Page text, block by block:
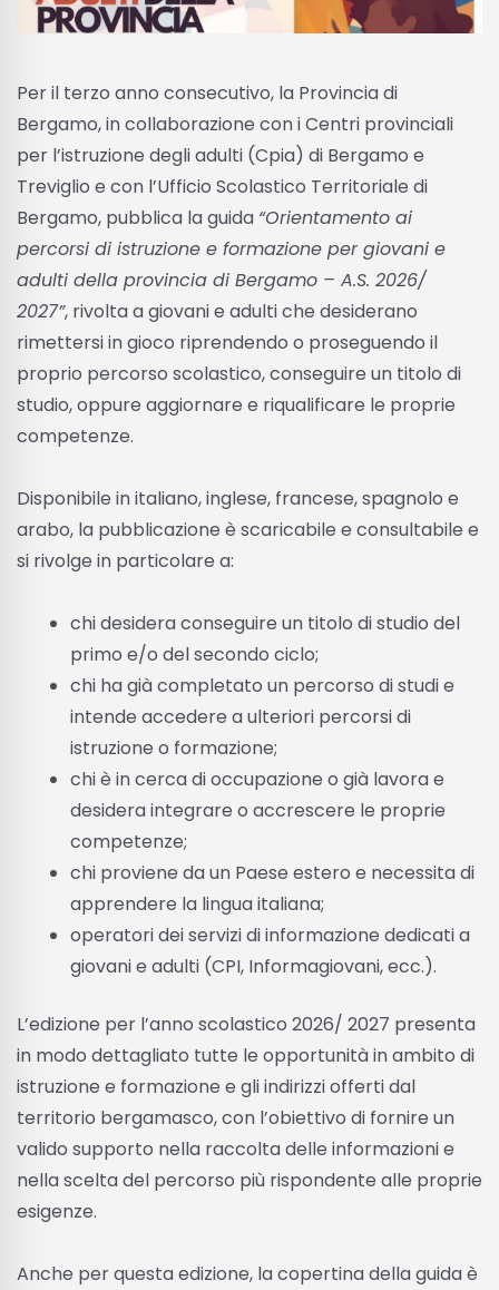
Per il terzo anno consecutivo, la Provincia di
Bergamo, in collaborazione con i Centri provinciali
per l’istruzione degli adulti (Cpia) di Bergamo e
Treviglio e con l’Ufficio Scolastico Territoriale di
Bergamo, pubblica la guida “Orientamento ai
percorsi di istruzione e formazione per giovani e
adulti della provincia di Bergamo – A.S. 2026/
2027”, rivolta a giovani e adulti che desiderano
rimettersi in gioco riprendendo o proseguendo il
proprio percorso scolastico, conseguire un titolo di
studio, oppure aggiornare e riqualificare le proprie
competenze.
Disponibile in italiano, inglese, francese, spagnolo e
arabo, la pubblicazione è scaricabile e consultabile e
si rivolge in particolare a:
chi desidera conseguire un titolo di studio del
primo e/o del secondo ciclo;
chi ha già completato un percorso di studi e
intende accedere a ulteriori percorsi di
istruzione o formazione;
chi è in cerca di occupazione o già lavora e
desidera integrare o accrescere le proprie
competenze;
chi proviene da un Paese estero e necessita di
apprendere la lingua italiana;
operatori dei servizi di informazione dedicati a
giovani e adulti (CPI, Informagiovani, ecc.).
L’edizione per l’anno scolastico 2026/ 2027 presenta
in modo dettagliato tutte le opportunità in ambito di
istruzione e formazione e gli indirizzi offerti dal
territorio bergamasco, con l’obiettivo di fornire un
valido supporto nella raccolta delle informazioni e
nella scelta del percorso più rispondente alle proprie
esigenze.
Anche per questa edizione, la copertina della guida è